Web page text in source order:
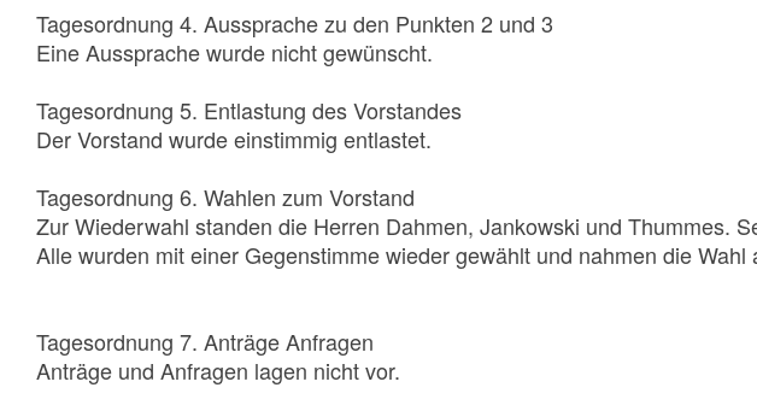
Tagesordnung 4. Aussprache zu den Punkten 2 und 3
Eine Aussprache wurde nicht gewünscht.
Tagesordnung 5. Entlastung des Vorstandes
Der Vorstand wurde einstimmig entlastet.
Tagesordnung 6. Wahlen zum Vorstand
Zur Wiederwahl standen die Herren Dahmen, Jankowski und Thummes.
Alle wurden mit einer Gegenstimme wieder gewählt und nahmen die Wahl
Tagesordnung 7. AnträgeAnfragen
Anträge und Anfragen lagen nicht vor.